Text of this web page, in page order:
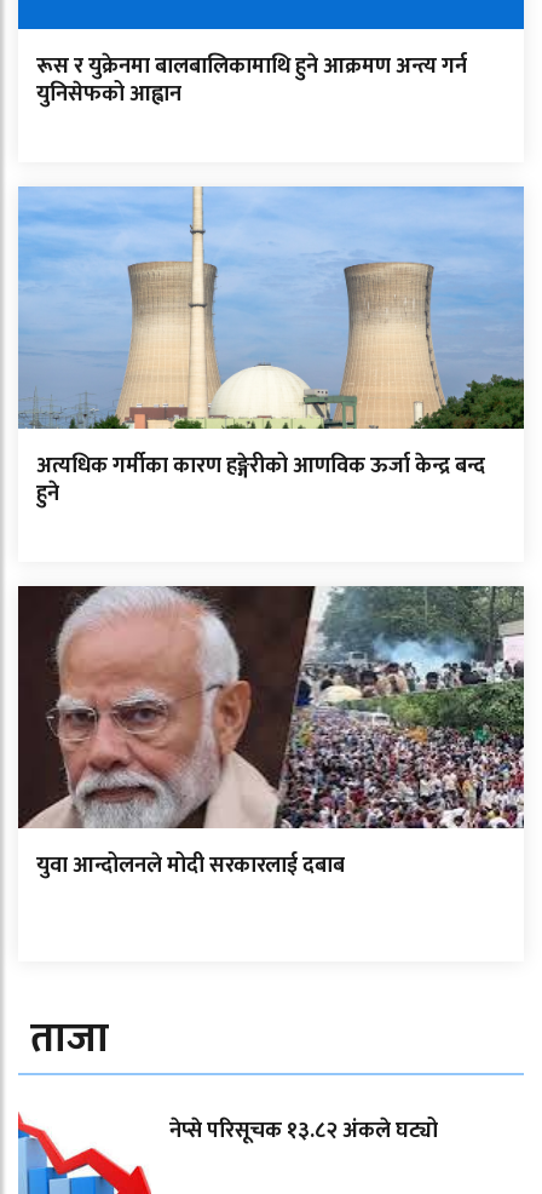
रूस र युक्रेनमा बालबालिकामाथि हुने आक्रमण अन्त्य गर्न
युनिसेफको आह्वान
अत्यधिक गर्मीका कारण हङ्गेरीको आणविक ऊर्जा केन्द्र बन्द
हुने
युवा आन्दोलनले मोदी सरकारलाई दबाब
ताजा
नेप्से परिसूचक १३.८२ अंकले घट्यो